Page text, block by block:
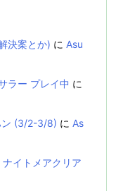
決案とか) に Asu
ラー プレイ中 に
ン (3/2-3/8) に As
イトメアクリア